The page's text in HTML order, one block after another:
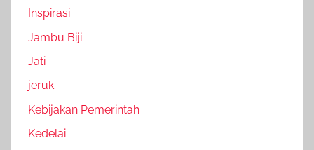
Inspirasi
Jambu Biji
Jati
jeruk
Kebijakan Pemerintah
Kedelai